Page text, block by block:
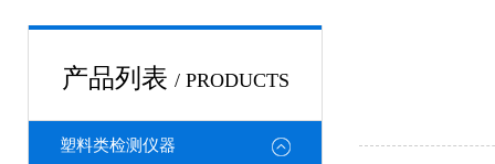
产品列表 / PRODUCTS
塑料类检测仪器